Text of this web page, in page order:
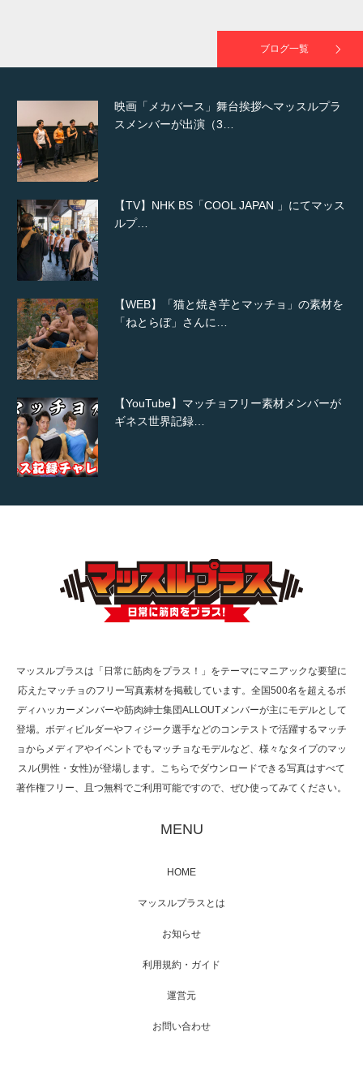
ブログ一覧
映画「メカバース」舞台挨拶へマッスルプラ
スメンバーが出演（3…
【TV】NHK BS「COOL JAPAN 」にてマッス
ルプ…
【WEB】「猫と焼き芋とマッチョ」の素材を
「ねとらぼ」さんに…
【YouTube】マッチョフリー素材メンバーが
ギネス世界記録…
TOKYO FMラジオ番組「ONE MORNING」
で紹介さ…
た（6/8放送）
映画「メカバース」舞台挨拶へマッスルプラ
【TV】NHK BS「COOL JAPAN 」にてマッス
マッスルプラスは「日常に筋肉をプラス！」をテーマにマニアックな要望に
応えたマッチョのフリー写真素材を掲載しています。全国500名を超えるボ
ディハッカーメンバーや筋肉紳士集団ALLOUTメンバーが主にモデルとして
登場。ボディビルダーやフィジーク選手などのコンテストで活躍するマッチ
ョからメディアやイベントでもマッチョなモデルなど、様々なタイプのマッ
スル(男性・女性)が登場します。こちらでダウンロードできる写真はすべて
著作権フリー、且つ無料でご利用可能ですので、ぜひ使ってみてください。
MENU
HOME
マッスルプラスとは
お知らせ
利用規約・ガイド
運営元
お問い合わせ